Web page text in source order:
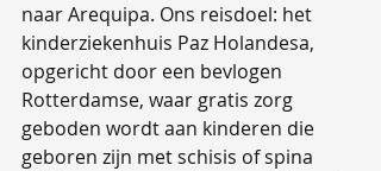
naar Arequipa. Ons reisdoel: het
kinderziekenhuis Paz Holandesa,
opgericht door een bevlogen
Rotterdamse, waar gratis zorg
geboden wordt aan kinderen die
geboren zijn met schisis of spina